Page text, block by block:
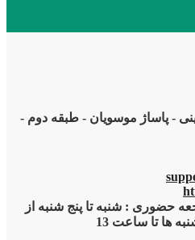
- پاساژ موسویان - طبقه دوم -
حضوری : شنبه تا پنج شنبه از